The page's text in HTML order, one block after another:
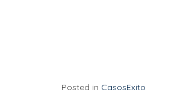
Posted in CasosExito